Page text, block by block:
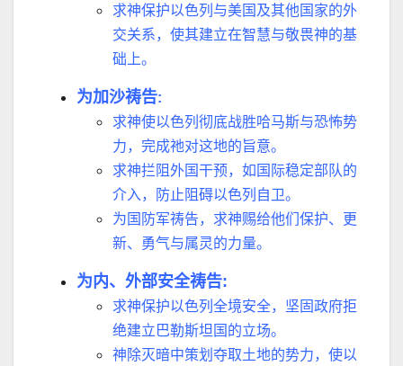
求神保护以色列与美国及其他国家的外
交关系，使其建立在智慧与敬畏神的基
础上。
为加沙祷告:
求神使以色列彻底战胜哈马斯与恐怖势
力，完成祂对这地的旨意。
求神拦阻外国干预，如国际稳定部队的
介入，防止阻碍以色列自卫。
为国防军祷告，求神赐给他们保护、更
新、勇气与属灵的力量。
为内、外部安全祷告:
求神保护以色列全境安全，坚固政府拒
绝建立巴勒斯坦国的立场。
神除灭暗中策划夺取土地的势力，使以